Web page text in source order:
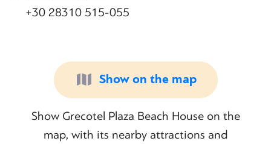
+30 28310 515-055
Show on the map
Show Grecotel Plaza Beach House on the
map, with its nearby attractions and